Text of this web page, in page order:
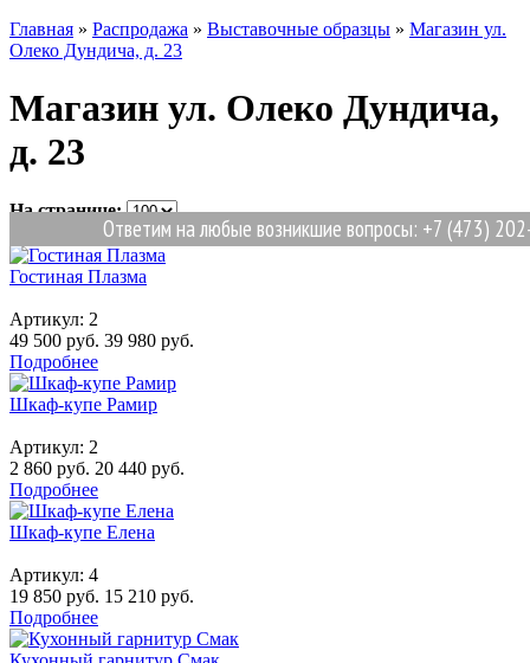
Ответим на любые возникшие вопросы: +7 (473)
Главная » Распродажа » Выставочные образцы » Магазин ул.
Олеко Дундича, д. 23
Магазин ул. Олеко Дундича,
д. 23
На странице:
Сортировка:
Гостиная Плазма
Артикул: 2
49 500 руб. 39 980 руб.
Подробнее
Шкаф-купе Рамир
Артикул: 2
2 860 руб. 20 440 руб.
Подробнее
Шкаф-купе Елена
Артикул: 4
19 850 руб. 15 210 руб.
Подробнее